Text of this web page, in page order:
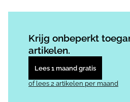
Krijg onbeperkt
artikelen.
Lees 1 maand gratis
of lees 2 artikelen per maand